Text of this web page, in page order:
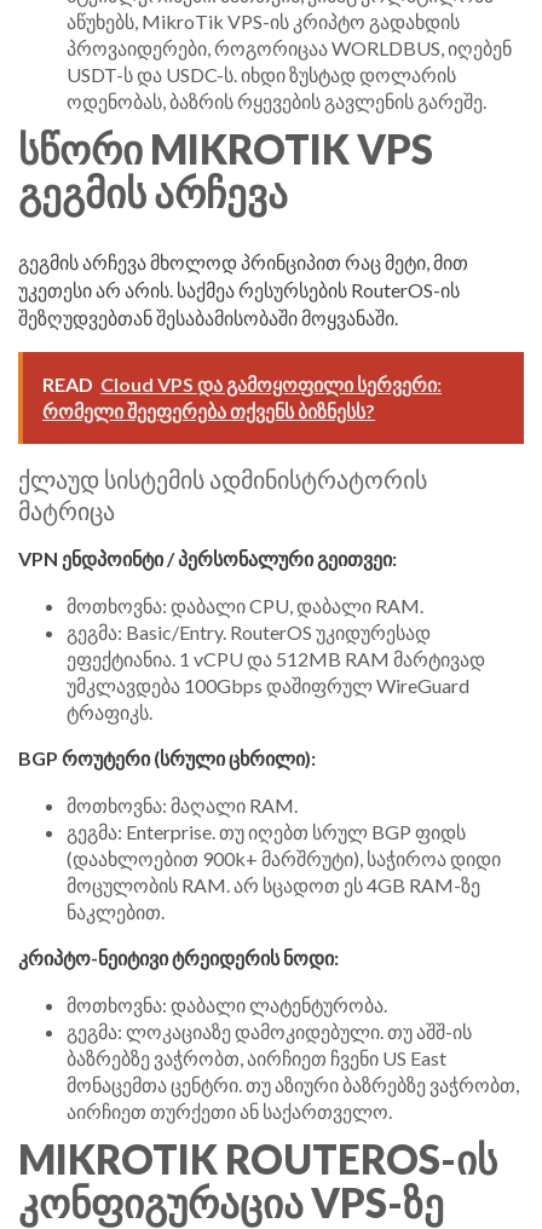
აწუხებს, MikroTik VPS-ის კრიპტო გადახდის
პროვაიდერები, როგორიცაა WORLDBUS, იღებენ
USDT-ს და USDC-ს. იხდი ზუსტად დოლარის
ოდენობას, ბაზრის რყევების გავლენის გარეშე.
ᲡᲬᲝᲠᲘ MIKROTIK VPS
ᲒᲔᲒᲛᲘᲡ ᲐᲠᲩᲔᲕᲐ
გეგმის არჩევა მხოლოდ პრინციპით რაც მეტი, მით
უკეთესი არ არის. საქმეა რესურსების RouterOS-ის
შეზღუდვებთან შესაბამისობაში მოყვანაში.
READ Cloud VPS და გამოყოფილი სერვერი:
რომელი შეეფერება თქვენს ბიზნესს?
ქლაუდ სისტემის ადმინისტრატორის
მატრიცა
VPN ენდპოინტი / პერსონალური გეითვეი:
მოთხოვნა: დაბალი CPU, დაბალი RAM.
გეგმა: Basic/Entry. RouterOS უკიდურესად
ეფექტიანია. 1 vCPU და 512MB RAM მარტივად
უმკლავდება 100Gbps დაშიფრულ WireGuard
ტრაფიკს.
BGP როუტერი (სრული ცხრილი):
მოთხოვნა: მაღალი RAM.
გეგმა: Enterprise. თუ იღებთ სრულ BGP ფიდს
(დაახლოებით 900k+ მარშრუტი), საჭიროა დიდი
მოცულობის RAM. არ სცადოთ ეს 4GB RAM-ზე
ნაკლებით.
კრიპტო-ნეიტივი ტრეიდერის ნოდი:
მოთხოვნა: დაბალი ლატენტურობა.
გეგმა: ლოკაციაზე დამოკიდებული. თუ აშშ-ის
ბაზრებზე ვაჭრობთ, აირჩიეთ ჩვენი US East
მონაცემთა ცენტრი. თუ აზიური ბაზრებზე ვაჭრობთ,
აირჩიეთ თურქეთი ან საქართველო.
MIKROTIK ROUTEROS-ᲘᲡ
ᲙᲝᲜᲤᲘᲒᲣᲠᲐᲪᲘᲐ VPS-ᲖᲔ